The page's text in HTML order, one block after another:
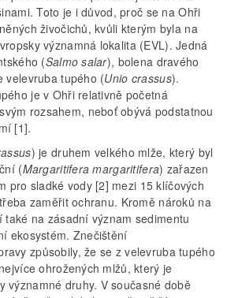
Toto je i důvod, proč se na Ohři
živočichů, kvůli kterým byla na
významná lokalita (EVL). Jedná
(Salmo salar), bolena dravého
velevruba tupého (Unio crassus).
je v Ohři relativně početná
rozsahem, neboť obývá podstatnou
[1].
) je druhem velkého mlže, který byl
(Margaritifera margaritifera) zařazen
pro sladké vody [2] mezi 15 klíčových
zaměřit ochranu. Kromě nároků na
na zásadní význam sedimentu
ekosystém. Znečištění
způsobily, že se z velevruba tupého
ohrožených mlžů, který je
významné druhy. V současné době